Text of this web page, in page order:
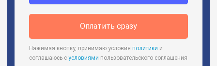
Оплатить сразу
Нажимая кнопку, принимаю условия политики и
соглашаюсь с условиями пользовательского соглашения